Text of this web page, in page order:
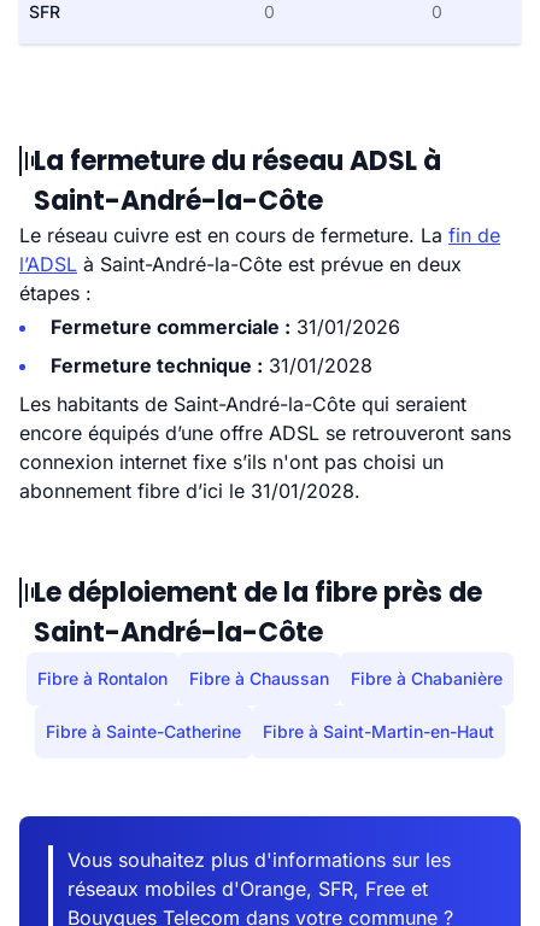
SFR 0 0
La fermeture du réseau ADSL à
Saint-André-la-Côte
Le réseau cuivre est en cours de fermeture. La fin de
l’ADSL à Saint-André-la-Côte est prévue en deux
étapes :
Fermeture commerciale : 31/01/2026
Fermeture technique : 31/01/2028
Les habitants de Saint-André-la-Côte qui seraient
encore équipés d’une offre ADSL se retrouveront sans
connexion internet fixe s’ils n'ont pas choisi un
abonnement fibre d’ici le 31/01/2028.
Le déploiement de la fibre près de
Saint-André-la-Côte
Fibre à Rontalon Fibre à Chaussan Fibre à Chabanière
Fibre à Sainte-Catherine Fibre à Saint-Martin-en-Haut
Vous souhaitez plus d'informations sur les
réseaux mobiles d'Orange, SFR, Free et
Bouygues Telecom dans votre commune ?